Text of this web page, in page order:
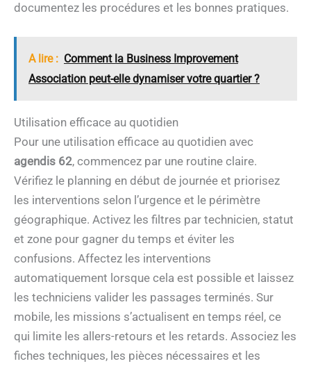
documentez les procédures et les bonnes pratiques.
A lire : Comment la Business Improvement
Association peut-elle dynamiser votre quartier ?
Utilisation efficace au quotidien
Pour une utilisation efficace au quotidien avec
agendis 62, commencez par une routine claire.
Vérifiez le planning en début de journée et priorisez
les interventions selon l’urgence et le périmètre
géographique. Activez les filtres par technicien, statut
et zone pour gagner du temps et éviter les
confusions. Affectez les interventions
automatiquement lorsque cela est possible et laissez
les techniciens valider les passages terminés. Sur
mobile, les missions s’actualisent en temps réel, ce
qui limite les allers-retours et les retards. Associez les
fiches techniques, les pièces nécessaires et les